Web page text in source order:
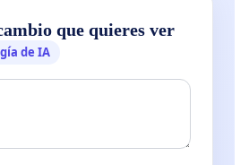
que quieres ver
de IA